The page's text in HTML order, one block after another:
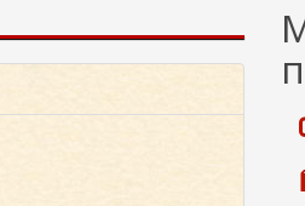
а
п
о
и